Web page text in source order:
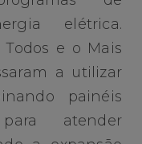
elétrica.
e o Mais
a utilizar
painéis
atender